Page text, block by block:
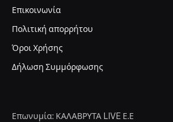
Επικοινωνία
Πολιτική απορρήτου
Όροι Χρήσης
Δήλωση Συμμόρφωσης
Επωνυμία: ΚΑΛΑΒΡΥΤΑ LIVE Ε.Ε